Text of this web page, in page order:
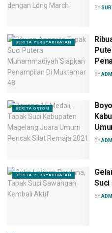
BY
BERITA PERSYARIKATAN
BY
BERITA ORTOM
BY
BERITA PERSYARIKATAN
Suci
BY